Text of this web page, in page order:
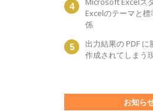
Excelのテーマと
係
出力結果の PDF
作成されてしまう
お知ら